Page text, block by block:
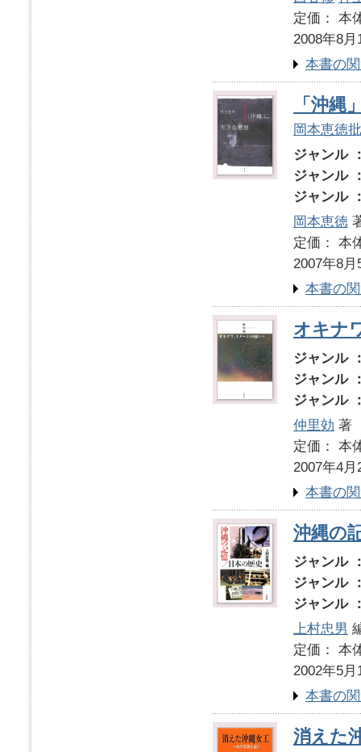
定価：
2008年8月
本書の
「沖縄
岡本恵徳
ジャンル
ジャンル
ジャンル
岡本恵徳
定価：
2007年8月
本書の
オキナ
ジャンル
ジャンル
ジャンル
仲里効 著
定価：
2007年4月
本書の
沖縄の
ジャンル
ジャンル
ジャンル
上村忠男
定価：
2002年5月
本書の
消えた